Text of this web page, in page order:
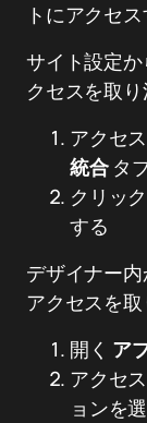
トにアクセ
サイト設定
クセスを取
アクセ
統合タ
クリッ
する
デザイナー
アクセスを取
開く ア
アクセ
ョンを